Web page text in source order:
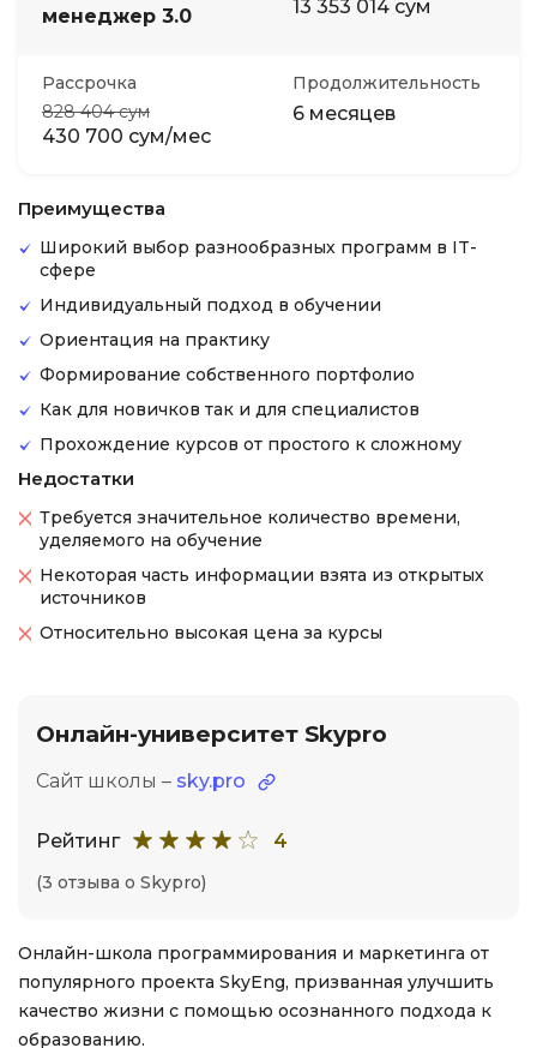
менеджер 3.0
13 353 014 сум
Рассрочка
828 404 сум
430 700 сум/мес
Продолжительность
6 месяцев
Преимущества
Широкий выбор разнообразных программ в IT-
сфере
Индивидуальный подход в обучении
Ориентация на практику
Формирование собственного портфолио
Как для новичков так и для специалистов
Прохождение курсов от простого к сложному
Недостатки
Требуется значительное количество времени,
уделяемого на обучение
Некоторая часть информации взята из открытых
источников
Относительно высокая цена за курсы
Онлайн-университет Skypro
Сайт школы – sky.pro
Рейтинг 4
(3 отзыва о Skypro)
Онлайн-школа программирования и маркетинга от
популярного проекта SkyEng, призванная улучшить
качество жизни с помощью осознанного подхода к
образованию.